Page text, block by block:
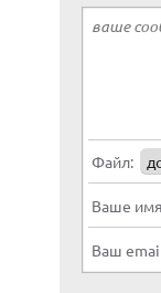
Файл:
Ваше
Ваш